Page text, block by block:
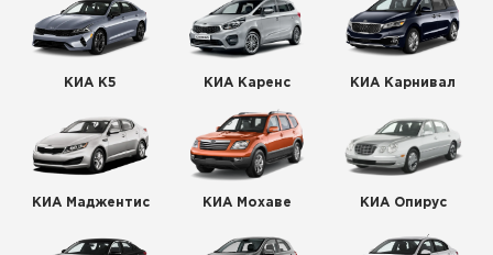
КИА К5 КИА Каренс КИА Карнивал
КИА Маджентис КИА Мохаве КИА Опирус